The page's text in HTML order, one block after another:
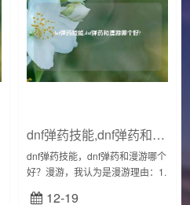
dnf弹药技能,dnf弹药和漫游哪个好?
dnf弹药技能，dnf弹药和漫游哪个
好？漫游，我认为是漫游理由：1.
12-19